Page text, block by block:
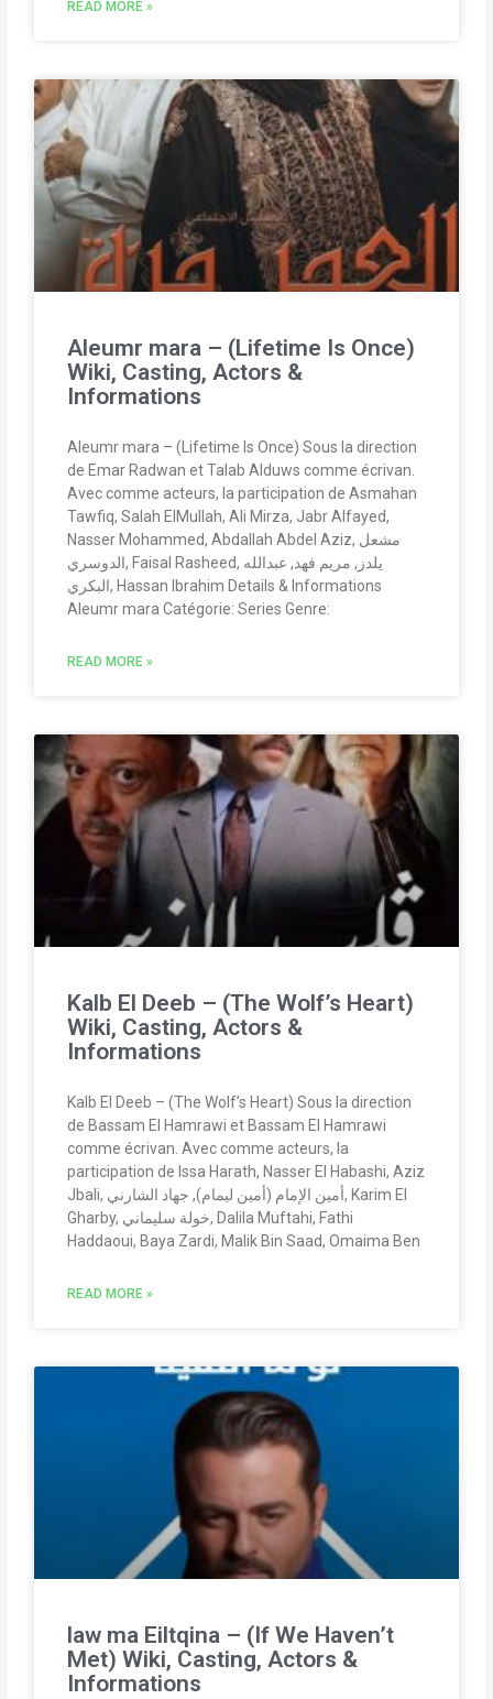
READ MORE »
Aleumr mara – (Lifetime Is Once)
Wiki, Casting, Actors &
Informations
Aleumr mara – (Lifetime Is Once) Sous la direction
de Emar Radwan et Talab Alduws comme écrivan.
Avec comme acteurs, la participation de Asmahan
Tawfiq, Salah ElMullah, Ali Mirza, Jabr Alfayed,
Nasser Mohammed, Abdallah Abdel Aziz, مشعل
الدوسري, Faisal Rasheed, يلدز, مريم فهد, عبدالله
البكري, Hassan Ibrahim Details & Informations
Aleumr mara Catégorie: Series Genre:
READ MORE »
Kalb El Deeb – (The Wolf’s Heart)
Wiki, Casting, Actors &
Informations
Kalb El Deeb – (The Wolf’s Heart) Sous la direction
de Bassam El Hamrawi et Bassam El Hamrawi
comme écrivan. Avec comme acteurs, la
participation de Issa Harath, Nasser El Habashi, Aziz
Jbali, أمين الإمام (أمين ليمام), جهاد الشارني, Karim El
Gharby, خولة سليماني, Dalila Muftahi, Fathi
Haddaoui, Baya Zardi, Malik Bin Saad, Omaima Ben
READ MORE »
law ma Eiltqina – (If We Haven’t
Met) Wiki, Casting, Actors &
Informations